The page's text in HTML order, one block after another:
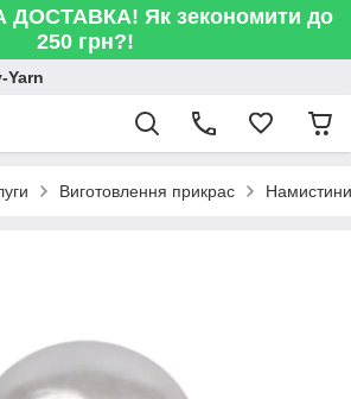
Як зекономити до
250 грн?!
Yarn
Виготовлення прикрас Намистини